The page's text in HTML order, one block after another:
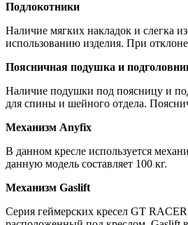
Подлокотники
Наличие мягких накладок и слегка
использованию изделия. При
Поясничная подушка и
Наличие подушки под поясницу и
для спины и шейного отдела.
Механизм Anyfix
В данном кресле используется
данную модель составляет 100 кг.
Механизм Gaslift
Серия геймерских кресел GT